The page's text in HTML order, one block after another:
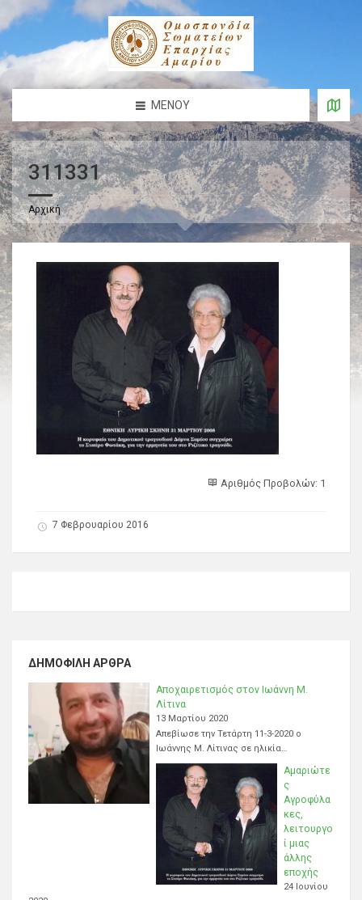
ΜΕΝΟΎ
311331
Αρχική
Αριθμός Προβολών: 1
7 Φεβρουαρίου 2016
ΔΗΜΟΦΙΛΉ ΆΡΘΡΑ
Αποχαιρετισμός στον Ιωάννη Μ.
Λίτινα
13 Μαρτίου 2020
Απεβίωσε την Τετάρτη 11-3-2020 ο
Ιωάννης Μ. Λίτινας σε ηλικία…
Αμαριώτε
ς
Αγροφύλα
κες,
λειτουργο
ί μιας
άλλης
εποχής
24 Ιουνίου